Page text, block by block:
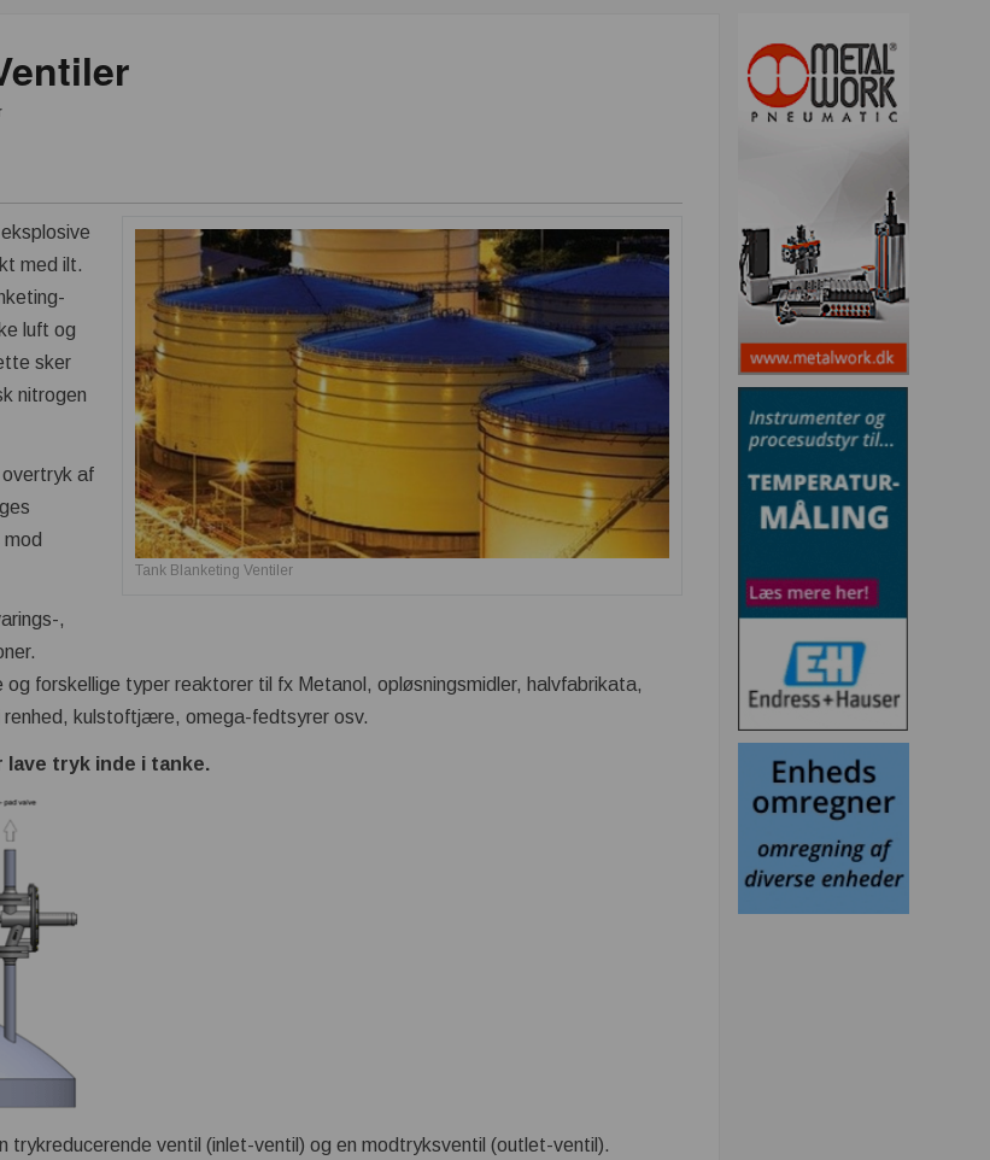
Tank Blanketing Ventiler
med ilt.
luft og
sker
nitrogen
af
,
forskellige typer reaktorer til fx Metanol, opløsningsmidler, halvfabrikata,
renhed, kulstoftjære, omega-fedtsyrer osv.
tryk inde i tanke.
trykreducerende ventil (inlet-ventil) og en modtryksventil (outlet-ventil).